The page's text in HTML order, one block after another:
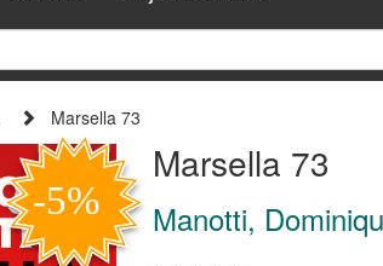
Marsella 73
Marsella 73
Manotti,